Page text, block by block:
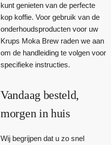
kunt genieten van de perfecte
kop koffie. Voor gebruik van de
onderhoudsproducten voor uw
Krups Moka Brew raden we aan
om de handleiding te volgen voor
specifieke instructies.
Vandaag besteld,
morgen in huis
Wij begrijpen dat u zo snel